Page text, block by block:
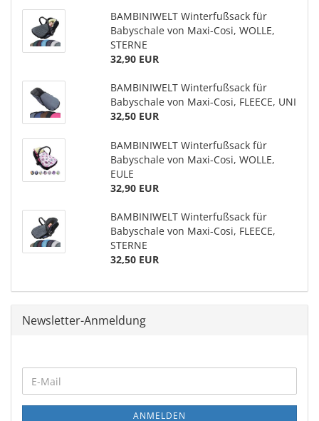
BAMBINIWELT Winterfußsack für
Babyschale von Maxi-Cosi, WOLLE,
STERNE
32,90 EUR
BAMBINIWELT Winterfußsack für
Babyschale von Maxi-Cosi, FLEECE, UNI
32,50 EUR
BAMBINIWELT Winterfußsack für
Babyschale von Maxi-Cosi, WOLLE,
EULE
32,90 EUR
BAMBINIWELT Winterfußsack für
Babyschale von Maxi-Cosi, FLEECE,
STERNE
32,50 EUR
Newsletter-Anmeldung
ANMELDEN